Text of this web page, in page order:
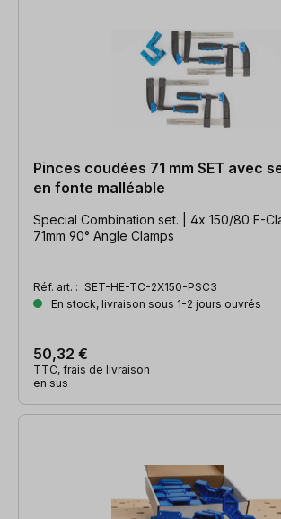
Pinces coudées 71 mm SET avec
en fonte malléable
Special Combination set. | 4x 150/80 F-
71mm 90° Angle Clamps
Réf. art. : SET-HE-TC-2X150-PSC3
En stock, livraison sous 1-2 jours ouvrés
50,32 €
TTC, frais de livraison
en sus